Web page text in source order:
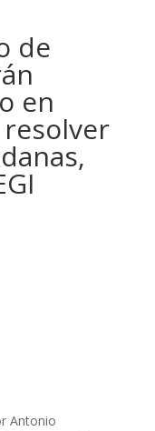
de
en
Antonio